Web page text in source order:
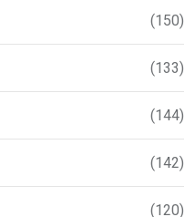
(150)
(133)
(144)
(142)
(120)